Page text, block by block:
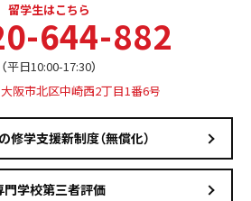
留学生はこちら
644-882
（平日10:00-17:30）
阪市北区中崎西2丁目1番6号
修学支援新制度（無償化）
門学校第三者評価